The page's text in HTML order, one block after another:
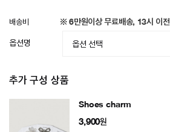
배송비 ※ 6만원이상 무료배송, 13시 이
옵션명
추가 구성 상품
Shoes charm
3,900원